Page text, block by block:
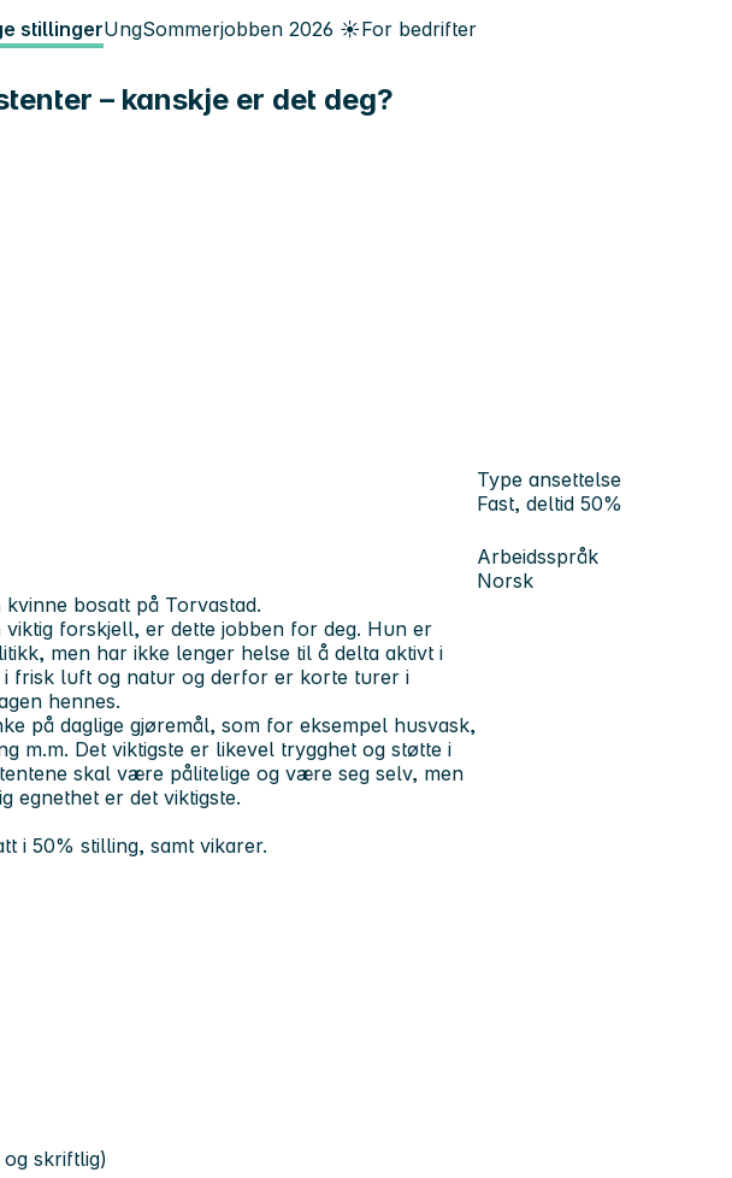
stillingerUngSommerjobben 2026 ☀️For bedrifter
– kanskje er det deg?
Type ansettelse
Fast, deltid 50%
Arbeidsspråk
Norsk
bosatt på Torvastad.
forskjell, er dette jobben for deg. Hun er
men har ikke lenger helse til å delta aktivt i
frisk luft og natur og derfor er korte turer i
hennes.
på daglige gjøremål, som for eksempel husvask,
m.m. Det viktigste er likevel trygghet og støtte i
skal være pålitelige og være seg selv, men
egnethet er det viktigste.
i 50% stilling, samt vikarer.
skriftlig)